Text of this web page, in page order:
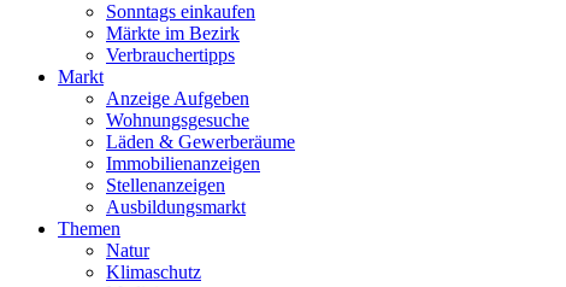
Sonntags einkaufen
Märkte im Bezirk
Verbrauchertipps
Markt
Anzeige Aufgeben
Wohnungsgesuche
Läden & Gewerberäume
Immobilienanzeigen
Stellenanzeigen
Ausbildungsmarkt
Themen
Natur
Klimaschutz